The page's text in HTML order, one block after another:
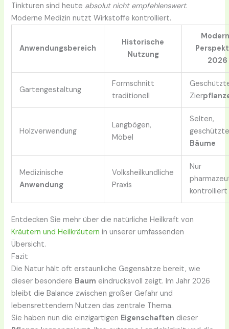
Tinkturen sind heute absolut nicht empfehlenswert.
Moderne Medizin nutzt Wirkstoffe kontrolliert.
Anwendungsbereich
Historische
Nutzung
2026
Gartengestaltung
Formschnitt
traditionell
Zier
Holzverwendung
Langbögen,
Möbel
Selten,
Bäume
Medizinische
Anwendung
Volksheilkundliche
Praxis
Nur
kontrolliert
Entdecken Sie mehr über die natürliche Heilkraft von
Kräutern und Heilkräutern in unserer umfassenden
Übersicht.
Fazit
Die Natur hält oft erstaunliche Gegensätze bereit, wie
dieser besondere Baum eindrucksvoll zeigt. Im Jahr 2026
bleibt die Balance zwischen großer Gefahr und
lebensrettendem Nutzen das zentrale Thema.
Sie haben nun die einzigartigen Eigenschaften dieser